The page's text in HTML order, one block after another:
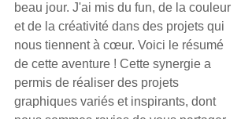
beau jour. J'ai mis du fun, de la couleur
et de la créativité dans des projets qui
nous tiennent à cœur. Voici le résumé
de cette aventure ! Cette synergie a
permis de réaliser des projets
graphiques variés et inspirants, dont